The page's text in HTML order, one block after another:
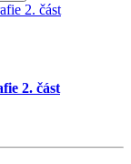
2. část